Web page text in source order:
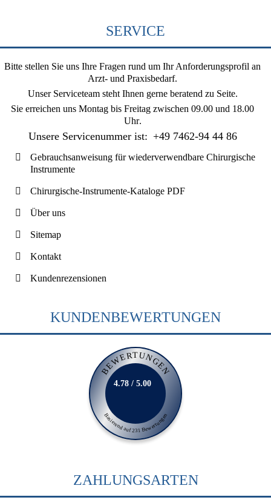
SERVICE
Bitte stellen Sie uns Ihre Fragen rund um Ihr Anforderungsprofil an
Arzt- und Praxisbedarf.
Unser Serviceteam steht Ihnen gerne beratend zu Seite.
Sie erreichen uns Montag bis Freitag zwischen 09.00 und 18.00
Uhr.
Unsere Servicenummer ist: +49 7462-94 44 86
Gebrauchsanweisung für wiederverwendbare Chirurgische
Instrumente
Chirurgische-Instrumente-Kataloge PDF
Über uns
Sitemap
Kontakt
Kundenrezensionen
KUNDENBEWERTUNGEN
BEWERTUNGEN
Basierend auf 231 Bewertungen
4.78 / 5.00
ZAHLUNGSARTEN